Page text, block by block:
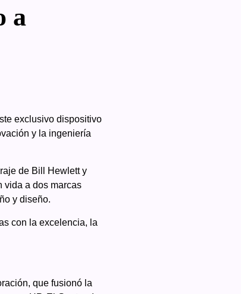
a
exclusivo dispositivo
y la ingeniería
de Bill Hewlett y
vida a dos marcas
y diseño.
con la excelencia, la
que fusionó la